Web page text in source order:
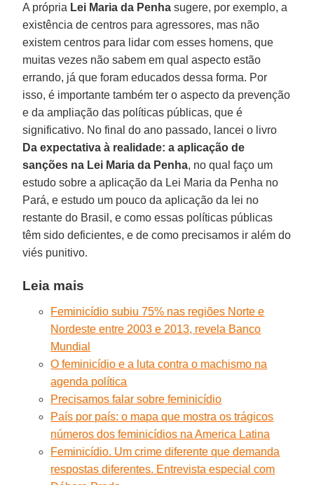
A própria Lei Maria da Penha sugere, por exemplo, a
existência de centros para agressores, mas não
existem centros para lidar com esses homens, que
muitas vezes não sabem em qual aspecto estão
errando, já que foram educados dessa forma. Por
isso, é importante também ter o aspecto da prevenção
e da ampliação das políticas públicas, que é
significativo. No final do ano passado, lancei o livro
Da expectativa à realidade: a aplicação de
sanções na Lei Maria da Penha, no qual faço um
estudo sobre a aplicação da Lei Maria da Penha no
Pará, e estudo um pouco da aplicação da lei no
restante do Brasil, e como essas políticas públicas
têm sido deficientes, e de como precisamos ir além do
viés punitivo.
Leia mais
Feminicídio subiu 75% nas regiões Norte e
Nordeste entre 2003 e 2013, revela Banco
Mundial
O feminicídio e a luta contra o machismo na
agenda política
Precisamos falar sobre feminicídio
País por país: o mapa que mostra os trágicos
números dos feminicídios na America Latina
Feminicídio. Um crime diferente que demanda
respostas diferentes. Entrevista especial com